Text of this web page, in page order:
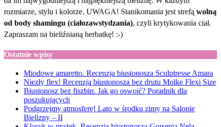
rozmiarze, stylu i kolorze. UWAGA! Stanikomania jest strefą wolną
od body shamingu (ciałozawstydzania), czyli krytykowania ciał.
Zapraszam na bieliźnianą herbatkę! :-)
Ostatnie wpisy
Miodowe amaretto. Recenzja biustonosza Sculptresse Amara
Niezły flex! Recenzja biustonosza bez drutu Molke Flexi Size
Biustonosz bez fiszbin. Jak go oswoić? Poradnik dla
poszukujących
Podgrzejmy atmosferę! Lato w środku zimy na Salonie
Bielizny – II